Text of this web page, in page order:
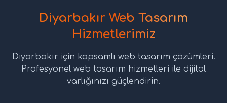
Diyarbakır Web Tasarım
Hizmetlerimiz
Diyarbakır için kapsamlı web tasarım çözümleri.
Profesyonel web tasarım hizmetleri ile dijital
varlığınızı güçlendirin.